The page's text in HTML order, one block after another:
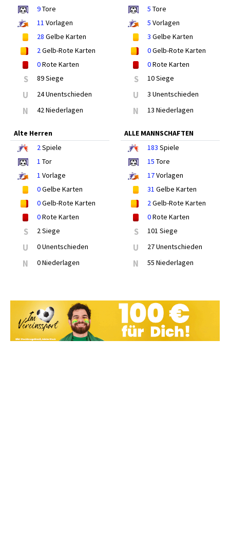
9Tore
11 Vorlagen
28 Gelbe Karten
2Gelb-Rote Karten
0Rote Karten
S 89 Siege
U 24 Unentschieden
N 42 Niederlagen
5 Tore
5 Vorlagen
3 Gelbe Karten
0Gelb-Rote Karten
0Rote Karten
S 10 Siege
U 3 Unentschieden
N 13 Niederlagen
Alte Herren
2Spiele
1 Tor
1 Vorlage
0Gelbe Karten
0Gelb-Rote Karten
0Rote Karten
S 2 Siege
U 0 Unentschieden
N 0 Niederlagen
ALLE MANNSCHAFTEN
183 Spiele
15 Tore
17Vorlagen
31 Gelbe Karten
2Gelb-Rote Karten
0Rote Karten
S 101 Siege
U 27 Unentschieden
N 55 Niederlagen